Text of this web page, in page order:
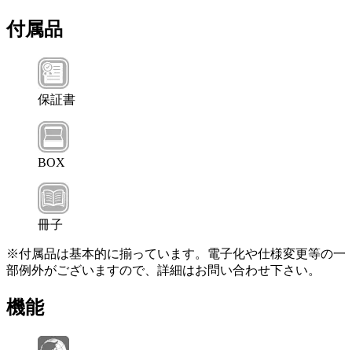
付属品
保証書
BOX
冊子
※付属品は基本的に揃っています。電子化や仕様変更等の一
部例外がございますので、詳細はお問い合わせ下さい。
機能